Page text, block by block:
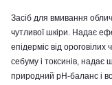
Засіб для вмивання
чутливої ​​шкіри. Надає
епідерміс від
себуму і токсинів, надає
природний рН-баланс і